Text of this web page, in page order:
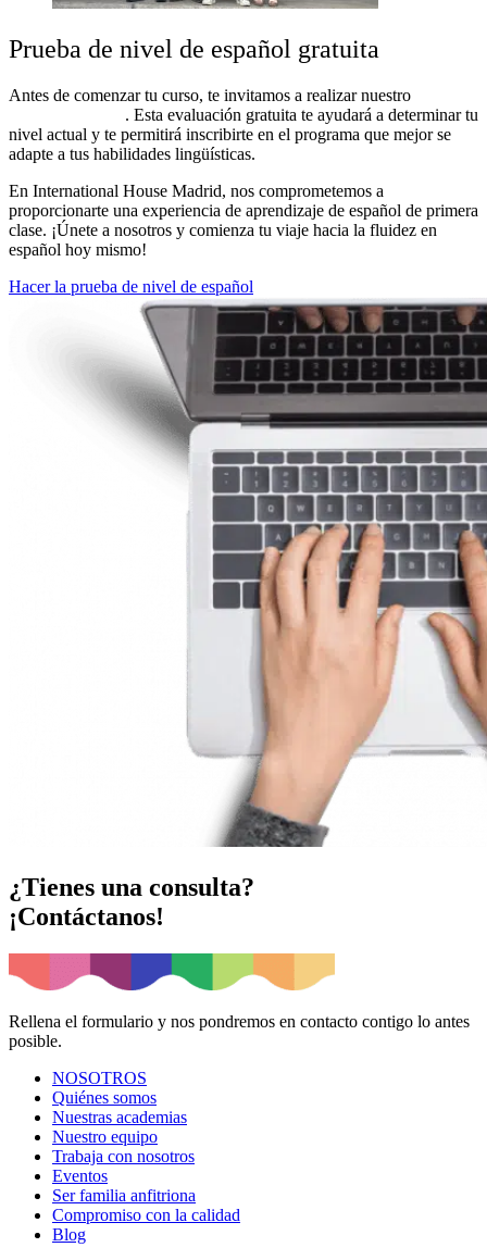
Prueba de nivel de español gratuita
Antes de comenzar tu curso, te invitamos a realizar nuestro
. Esta evaluación gratuita te ayudará a determinar tu
nivel actual y te permitirá inscribirte en el programa que mejor se
adapte a tus habilidades lingüísticas.
En International House Madrid, nos comprometemos a
proporcionarte una experiencia de aprendizaje de español de primera
clase. ¡Únete a nosotros y comienza tu viaje hacia la fluidez en
español hoy mismo!
Hacer la prueba de nivel de español
¿Tienes una consulta?
¡Contáctanos!
Rellena el formulario y nos pondremos en contacto contigo lo antes
posible.
NOSOTROS
Quiénes somos
Nuestras academias
Nuestro equipo
Trabaja con nosotros
Eventos
Ser familia anfitriona
Compromiso con la calidad
Blog